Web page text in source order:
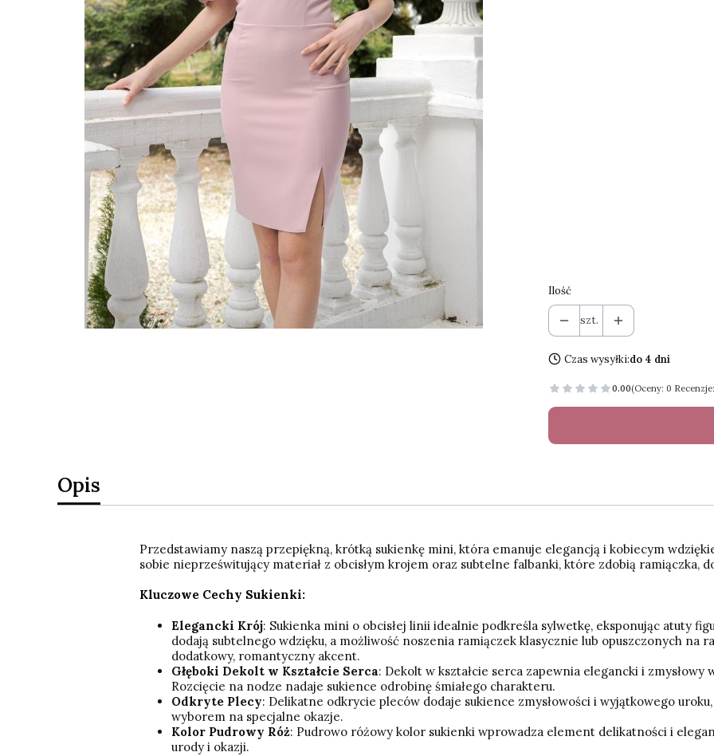
Ilość
szt.
Czas wysyłki:do 4 dni
0.00(Oceny: 0
Opis
Przedstawiamy naszą przepiękną, krótką sukienkę mini, która emanuje elegancją i kobiecym
sobie nieprześwitujący materiał z obcisłym krojem oraz subtelne falbanki, które zdobią ramiączka,
Kluczowe Cechy Sukienki:
Elegancki Krój: Sukienka mini o obcisłej linii idealnie podkreśla sylwetkę, eksponując atuty
dodają subtelnego wdzięku, a możliwość noszenia ramiączek klasycznie lub opuszczonych na
dodatkowy, romantyczny akcent.
Głęboki Dekolt w Kształcie Serca: Dekolt w kształcie serca zapewnia elegancki i
Rozcięcie na nodze nadaje sukience odrobinę śmiałego charakteru.
Odkryte Plecy: Delikatne odkrycie pleców dodaje sukience zmysłowości i wyjątkowego
wyborem na specjalne okazje.
Kolor Pudrowy Róż: Pudrowo różowy kolor sukienki wprowadza element delikatności i
urody i okazji.